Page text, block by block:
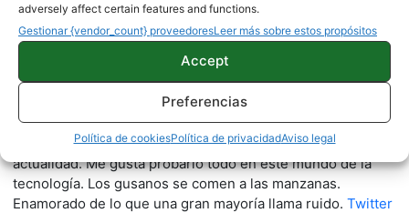
adversely affect certain features and functions.
Gestionar {vendor_count} proveedoresLeer más sobre estos propósitos
Accept
Preferencias
Política de cookiesPolítica de privacidadAviso legal
Quelian Sanz
11059 artículos publicados en ProAndroid desde 2020.
Redactor en Pro Android | Apasionado de ese Androide
verde que tanto esconde. Se comenta que tecleo sobre
actualidad. Me gusta probarlo todo en este mundo de la
tecnología. Los gusanos se comen a las manzanas.
Enamorado de lo que una gran mayoría llama ruido. Twitter